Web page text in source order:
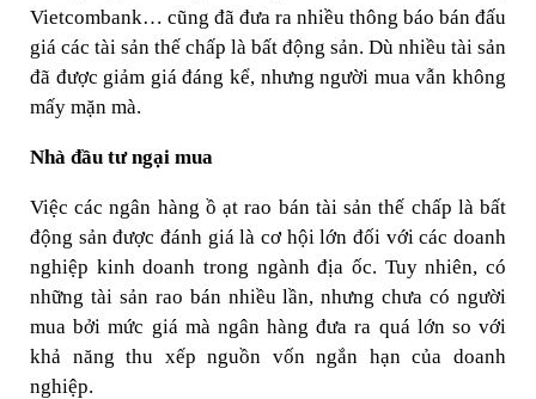
Vietcombank… cũng đã đưa ra nhiều thông báo bán đấu
giá các tài sản thế chấp là bất động sản. Dù nhiều tài sản
đã được giảm giá đáng kể, nhưng người mua vẫn không
mấy mặn mà.
Nhà đầu tư ngại mua
Việc các ngân hàng ồ ạt rao bán tài sản thế chấp là bất
động sản được đánh giá là cơ hội lớn đối với các doanh
nghiệp kinh doanh trong ngành địa ốc. Tuy nhiên, có
những tài sản rao bán nhiều lần, nhưng chưa có người
mua bởi mức giá mà ngân hàng đưa ra quá lớn so với
khả năng thu xếp nguồn vốn ngắn hạn của doanh
nghiệp.